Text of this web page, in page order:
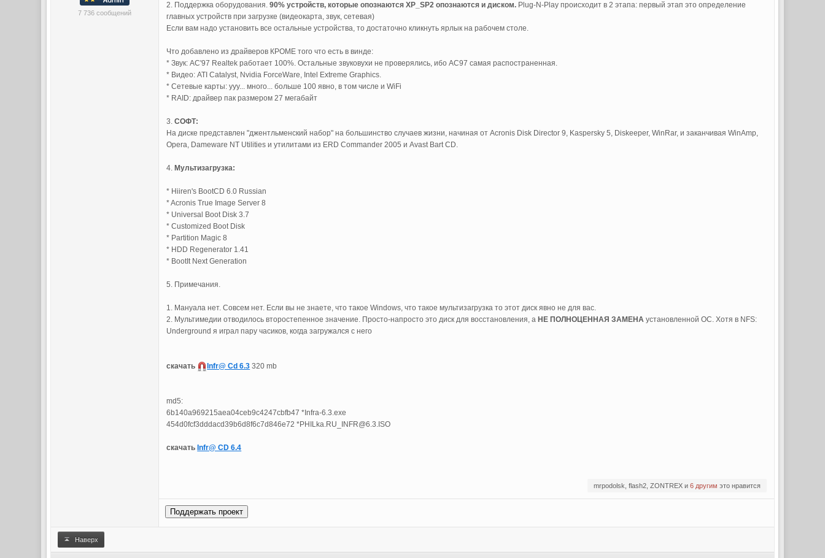
7 736 сообщений
2. Поддержка оборудования.90% устройств, которые опознаются XP_SP2 опознаются и диском. Plug-N-Play происходит в 2 этапа: первый этап это определение
главных устройств при загрузке (видеокарта, звук, сетевая)
Если вам надо установить все остальные устройства, то достаточно кликнуть ярлык на рабочем столе.
Что добавлено из драйверов КРОМЕ того что есть в винде:
* Звук: AC'97 Realtek работает 100%. Остальные звуковухи не проверялись, ибо AC97 самая распостраненная.
* Видео: ATI Catalyst, Nvidia ForceWare, Intel Extreme Graphics.
* Сетевые карты: ууу... много... больше 100 явно, в том числе и WiFi
* RAID: драйвер пак размером 27 мегабайт
3.СОФТ:
На диске представлен "джентльменский набор" на большинство случаев жизни, начиная от Acronis Disk Director 9, Kaspersky 5, Diskeeper, WinRar, и заканчивая WinAmp,
Opera, Dameware NT Utilities и утилитами из ERD Commander 2005 и Avast Bart CD.
4. Мультизагрузка:
* Hiiren's BootCD 6.0 Russian
* Acronis True Image Server 8
* Universal Boot Disk 3.7
* Customized Boot Disk
* Partition Magic 8
* HDD Regenerator 1.41
* BootIt Next Generation
5. Примечания.
1. Мануала нет. Совсем нет. Если вы не знаете, что такое Windows, что такое мультизагрузка то этот диск явно не для вас.
2. Мультимедии отводилось второстепенное значение. Просто-напросто это диск для восстановления, а НЕ ПОЛНОЦЕННАЯ ЗАМЕНА установленной ОС. Хотя в NFS:
Underground я играл пару часиков, когда загружался с него
скачать Infr@ Cd 6.3 320 mb
md5:
6b140a969215aea04ceb9c4247cbfb47 *Infra-6.3.exe
454d0fcf3dddacd39b6d8f6c7d846e72 *PHILka.RU_INFR@6.3.ISO
скачать Infr@ CD 6.4
mrpodolsk, flash2, ZONTREX и 6 другим это нравится
Поддержать проект
Наверх